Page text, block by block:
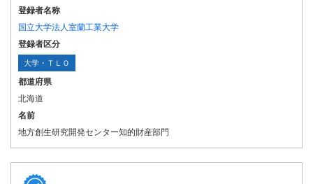
登録者名称
国立大学法人室蘭工業大学
登録者区分
大学・ＴＬＯ
都道府県
北海道
名前
地方創生研究開発センター知的財産部門